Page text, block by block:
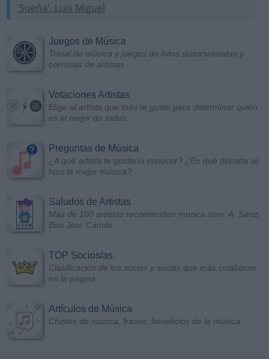
'Sueña', Luis Miguel
Juegos de Música
Trivial de música y juegos de fotos distorsionadas y
borrosas de artistas
Votaciones Artistas
Elige al artista que más te guste para determinar quién
es el mejor de todos
Preguntas de Música
¿A qué artista te gustaría conocer? ¿En qué década se
hizo la mejor música?...
Saludos de Artistas
Más de 100 artistas recomiendan musica.com: A. Sanz,
Bon Jovi, Camila...
TOP Socios/as
Clasificación de los socios y socias que más colaboran
en la página
Artículos de Música
Chistes de música, frases, beneficios de la música...